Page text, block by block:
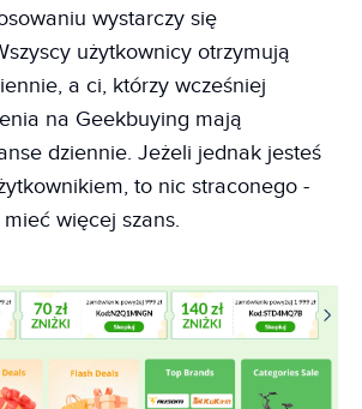
wystarczy się
użytkownicy otrzymują
a ci, którzy wcześniej
na Geekbuying mają
dziennie. Jeżeli jednak jesteś
to nic straconego -
więcej szans.